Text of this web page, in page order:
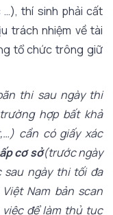
thí sinh phải cất
trách nhiệm về tài
tổ chức trông giữ
thi sau ngày thi
hợp bất khả
cần có giấy xác
cơ sở(trước ngày
sau ngày thi tối đa
Nam bản scan
để làm thủ tục